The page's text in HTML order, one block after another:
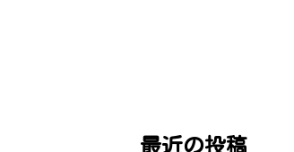
最近の投稿